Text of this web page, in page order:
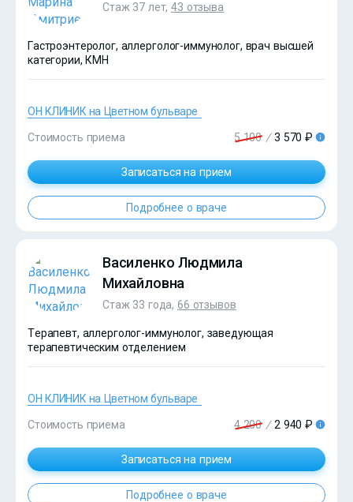
?>
Стаж 37 лет,43 отзыва
Гастроэнтеролог, аллерголог-иммунолог, врач высшей
категории, КМН
ОН КЛИНИК на Цветном бульваре
Стоимость приема 5 100 / 3 570 ₽
Записаться на прием
Подробнее о враче
?>
Василенко Людмила
Михайловна
Стаж 33 года,66 отзывов
Терапевт, аллерголог-иммунолог, заведующая
терапевтическим отделением
ОН КЛИНИК на Цветном бульваре
Стоимость приема 4 200 / 2 940 ₽
Записаться на прием
Подробнее о враче